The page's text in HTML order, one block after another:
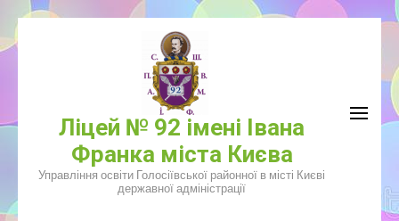
Перейти
Enter)Ліцей № 92 імені Івана
Франка міста Києва
Управління освіти Голосіївської районної в місті Києві
державної адміністрації